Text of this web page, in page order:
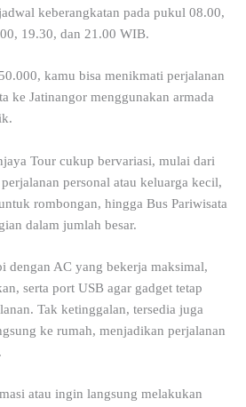
keberangkatan pada pukul 08.00,
19.30, dan 21.00 WIB.
kamu bisa menikmati perjalanan
ke Jatinangor menggunakan armada
Tour cukup bervariasi, mulai dari
personal atau keluarga kecil,
rombongan, hingga Bus Pariwisata
dalam jumlah besar.
dengan AC yang bekerja maksimal,
serta port USB agar gadget tetap
Tak ketinggalan, tersedia juga
ke rumah, menjadikan perjalanan
atau ingin langsung melakukan